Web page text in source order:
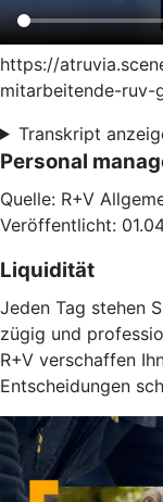
https://
mitarbeitende-
Transkript
Personal
Quelle: R+V
Veröffentlicht:
Liquidität
Jeden Tag stehen
zügig und
R+V verschaffen
Entscheidungen